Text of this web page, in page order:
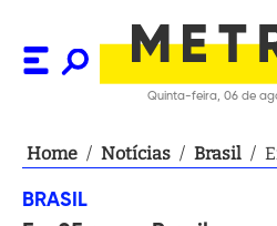
Quinta-feira, 06 de
Home / Notícias / Brasil /
BRASIL